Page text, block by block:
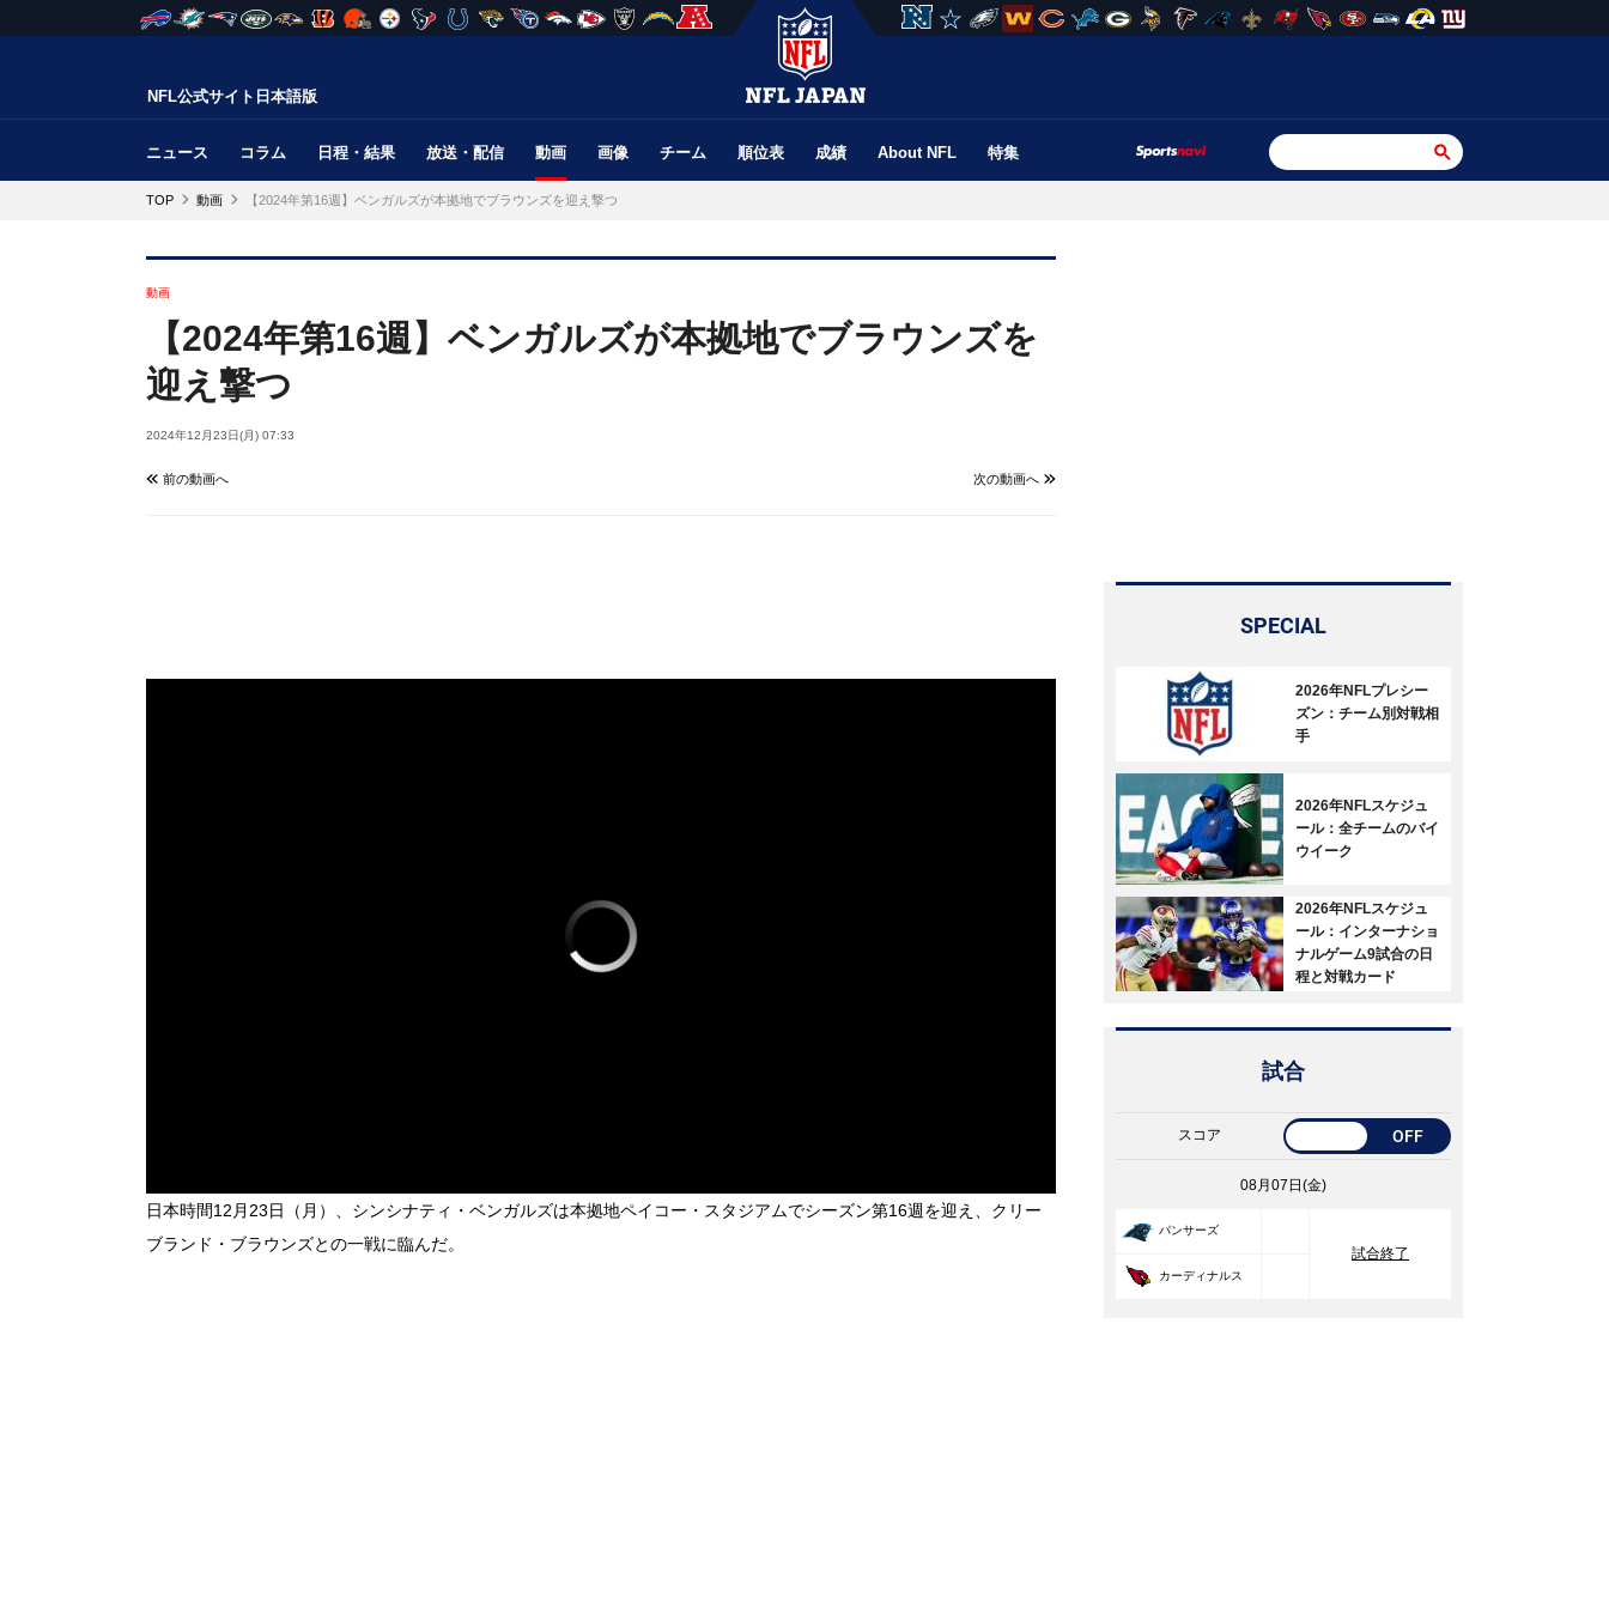
NFL公式サイト日本語版
ニュース コラム 日程・結果 放送・配信 動画 画像 チーム 順位表 成績 About NFL 特集
TOP 動画 【2024年第16週】ベンガルズが本拠地でブラウンズを迎え撃つ
動画
【2024年第16週】ベンガルズが本拠地でブラウンズを
迎え撃つ
2024年12月23日(月) 07:33
前の動画へ 次の動画へ
日本時間12月23日（月）、シンシナティ・ベンガルズは本拠地ペイコー・スタジアムでシーズン第16週を迎え、クリー
ブランド・ブラウンズとの一戦に臨んだ。
SPECIAL
2026年NFLプレシー
ズン：チーム別対戦相
手
2026年NFLスケジュ
ール：全チームのバイ
ウイーク
2026年NFLスケジュ
ール：インターナショ
ナルゲーム9試合の日
程と対戦カード
試合
スコア OFF
08月07日(金)
パンサーズ
試合終了
カーディナルス